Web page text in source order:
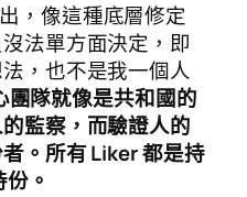
，像這種底層修定
法單方面決定，即
，也不是我一個人
團隊就像是共和國的
監察，而驗證人的
。所有 Liker 都是持
。